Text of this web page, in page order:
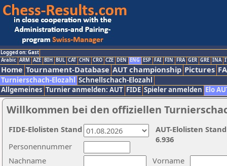
Logged on: Gast
Arabic ARM AZE BIH BUL CAT CHN CRO CZE DEN ENG ESP FAI FIN FRA GER GRE INA
Home Tournament-Database AUT championship Pictures
Turnierschach-Elozahl Schnellschach-Elozahl
Allgemeines Turnier anmelden: AUT FIDE Spieler anmelden Elo
Willkommen bei den offiziellen
Nachname
Vorname
Personennummer
AUT-Elolisten
6.936
FIDE-Elolisten Stand